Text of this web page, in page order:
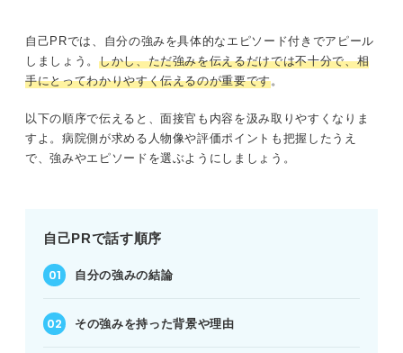
自己PRでは、自分の強みを具体的なエピソード付きでアピール
しましょう。 しかし、ただ強みを伝えるだけでは不十分で、相
手にとってわかりやすく伝えるのが重要です。
以下の順序で伝えると、面接官も内容を汲み取りやすくなりま
すよ。病院側が求める人物像や評価ポイントも把握したうえ
で、強みやエピソードを選ぶようにしましょう。
自己PRで話す順序
自分の強みの結論
その強みを持った背景や理由